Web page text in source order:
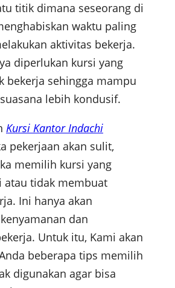
titik dimana seseorang di
waktu paling
aktivitas bekerja.
diperlukan kursi yang
bekerja sehingga mampu
lebih kondusif.
Kursi Kantor Indachi
pekerjaan akan sulit,
memilih kursi yang
atau tidak membuat
Ini hanya akan
dan
Untuk itu, Kami akan
beberapa tips memilih
digunakan agar bisa